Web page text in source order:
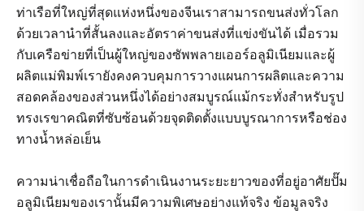
ท่าเรือที่ใหญ่ที่สุดแห่งหนึ่งของจีนเราสามารถขนส่งทั่วโลก
ด้วยเวลานำที่สั้นลงและอัตราค่าขนส่งที่แข่งขันได้ เมื่อรวม
กับเครือข่ายที่เป็นผู้ใหญ่ของซัพพลายเออร์อลูมิเนียมและผู้
ผลิตแม่พิมพ์เรายังคงควบคุมการวางแผนการผลิตและความ
สอดคล้องของส่วนหนึ่งได้อย่างสมบูรณ์แม้กระทั่งสำหรับรูป
ทรงเรขาคณิตที่ซับซ้อนด้วยจุดติดตั้งแบบบูรณาการหรือช่อง
ทางน้ำหล่อเย็น
ความน่าเชื่อถือในการดำเนินงานระยะยาวของที่อยู่อาศัยปั๊ม
อลูมิเนียมของเรานั้นมีความพิเศษอย่างแท้จริง ข้อมูลจริง